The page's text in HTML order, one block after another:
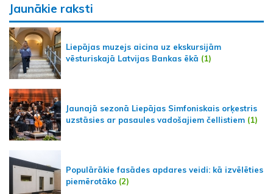
Jaunākie raksti
Liepājas muzejs aicina uz ekskursijām
vēsturiskajā Latvijas Bankas ēkā (1)
Jaunajā sezonā Liepājas Simfoniskais orķestris
uzstāsies ar pasaules vadošajiem čellistiem (1)
Populārākie fasādes apdares veidi: kā izvēlēties
piemērotāko (2)